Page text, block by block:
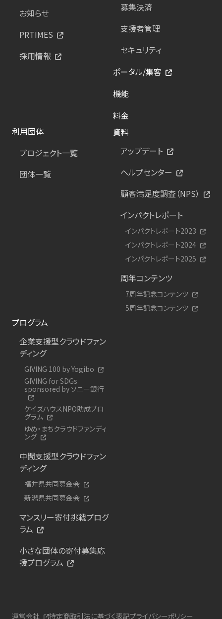
お知らせ
PRTIMES
採用情報
募集決済
支援者管理
セキュリティ
ポータル/集客
機能
料金
利用団体
プロジェクト一覧
団体一覧
資料
アップデート
ヘルプセンター
顧客満足度調査（NPS）
インパクトレポート
インパクトレポート2023
インパクトレポート2024
インパクトレポート2025
周年コンテンツ
7周年記念コンテンツ
5周年記念コンテンツ
プログラム
企業支援型クラウドファン
ディング
GIVING 100 by Yogibo
GIVING for SDGs
sponsored by ソニー銀行
ケイズハウスNPO助成プロ
グラム
ゆめ・まちクラウドファンディ
ング
中間支援型クラウドファン
ディング
福井県共同募金会
新潟県共同募金会
マンスリー寄付挑戦プログ
ラム
小さな団体の寄付募集応
援プログラム
運営会社 特定商取引法に基づく表記プライバシーポリシー